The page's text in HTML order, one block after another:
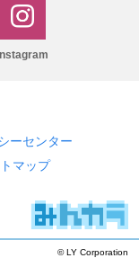
ーセンター
マップ
© LY Corporation